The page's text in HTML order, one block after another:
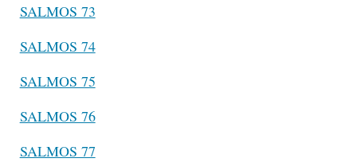
SALMOS 73
SALMOS 74
SALMOS 75
SALMOS 76
SALMOS 77